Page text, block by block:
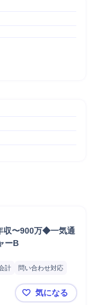
収〜900万◆一気通
ーB
計
問い合わせ対応
ネジメント 【在宅・フ
気になる